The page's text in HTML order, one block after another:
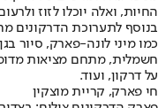
החיות, ואלה יוכלו לזוז
בנוסף לתערוכת הדרקונים
כמו מיני לונה-פארק, סיור
חשמלית, מתחם מציאות
על דרקון, ועוד.
חי פארק, קריית מוצקין